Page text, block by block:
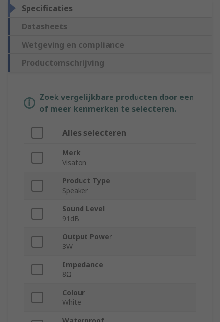
Specificaties
Datasheets
Wetgeving en compliance
Productomschrijving
Zoek vergelijkbare producten door een
of meer kenmerken te selecteren.
Alles selecteren
Merk
Visaton
Product Type
Speaker
Sound Level
91dB
Output Power
3W
Impedance
8Ω
Colour
White